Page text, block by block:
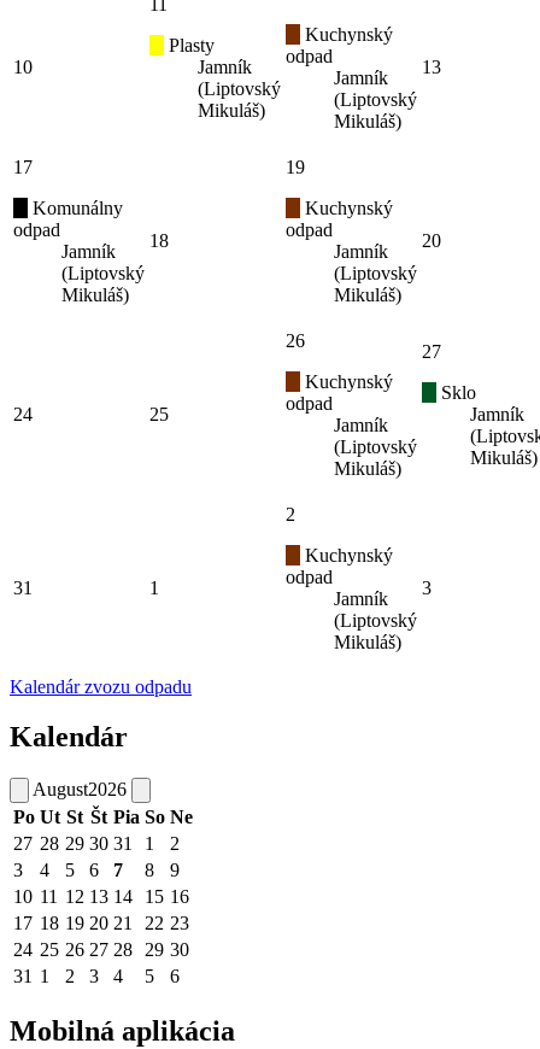
10
Plasty
Jamník
(Liptovský
Mikuláš)
Kuchynský
odpad
Jamník
(Liptovský
Mikuláš)
13
17
Komunálny
odpad
Jamník
(Liptovský
Mikuláš)
18
19
Kuchynský
odpad
Jamník
(Liptovský
Mikuláš)
20
24 25
26
Kuchynský
odpad
Jamník
(Liptovský
Mikuláš)
27
Sklo
Jamník
Mikuláš)
31 1
2
Kuchynský
odpad
Jamník
(Liptovský
Mikuláš)
3
Kalendár zvozu odpadu
Kalendár
August2026
Po Ut St Št Pia So Ne
27 28 29 30 31 1
2
3
4 5 6 7 8
9
10 11 12 13 14 15 16
17 18 19 20 21 22 23
24 25 26 27 28 29 30
31 1 2 3 4 5 6
Mobilná aplikácia